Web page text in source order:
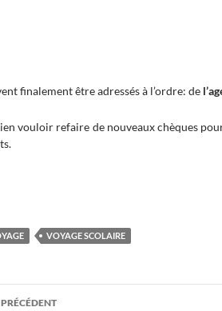
finalement être adressés à l’ordre: de
vouloir refaire de nouveaux chèques
VOYAGE SCOLAIRE